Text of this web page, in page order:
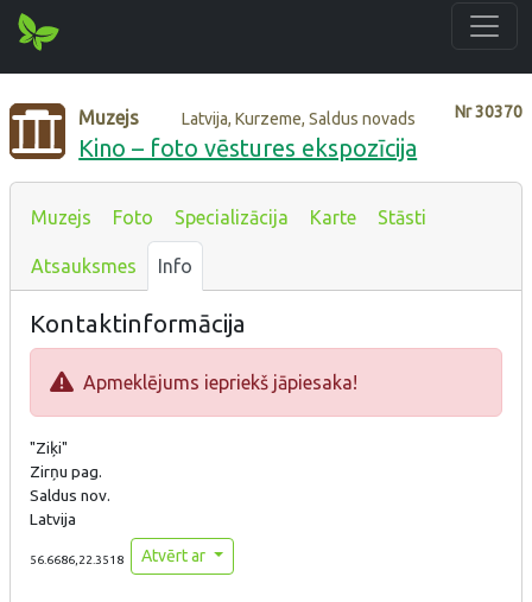
Nr30370
Muzejs Latvija, Kurzeme, Saldus novads
Kino – foto vēstures ekspozīcija
Muzejs Foto Specializācija Karte Stāsti
Atsauksmes Info
Kontaktinformācija
Apmeklējums iepriekš jāpiesaka!
"Ziķi"
Zirņu pag.
Saldus nov.
Latvija
56.6686,22.3518 Atvērt ar